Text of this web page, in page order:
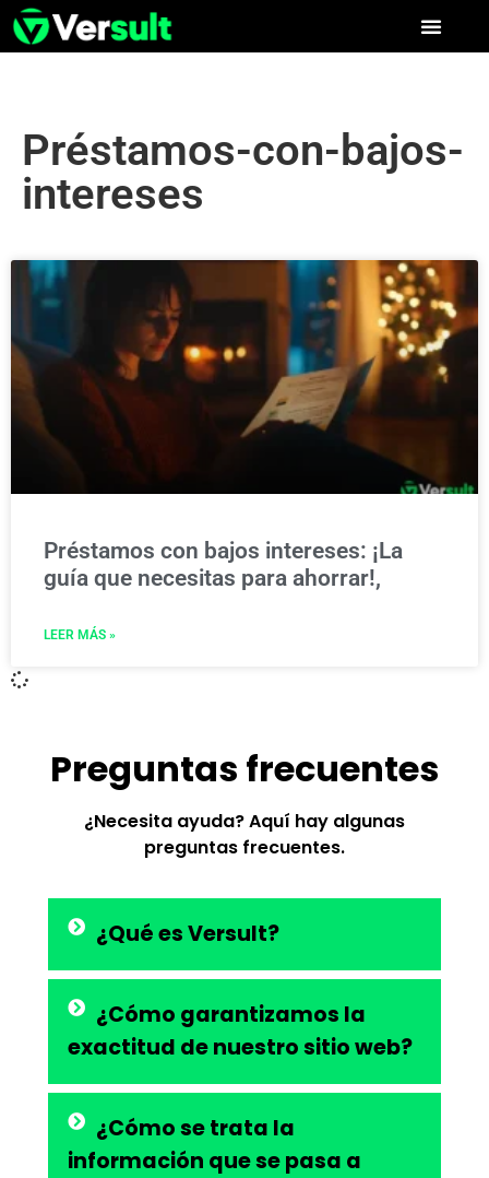
Préstamos-con-bajos-
intereses
Préstamos con bajos intereses: ¡La
guía que necesitas para ahorrar!,
LEER MÁS »
Preguntas frecuentes
¿Necesita ayuda? Aquí hay algunas
preguntas frecuentes.
¿Qué es Versult?
¿Cómo garantizamos la
exactitud de nuestro sitio web?
¿Cómo se trata la
información que se pasa a